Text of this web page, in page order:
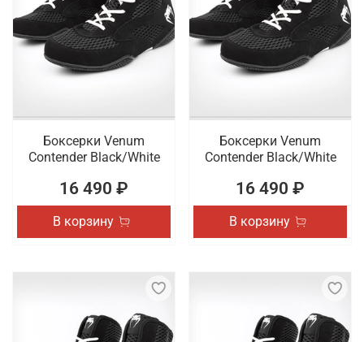
Боксерки Venum
Contender Black/White
16 490 ₽
В корзину
Боксерки Venum
Contender Black/White
16 490 ₽
В корзину